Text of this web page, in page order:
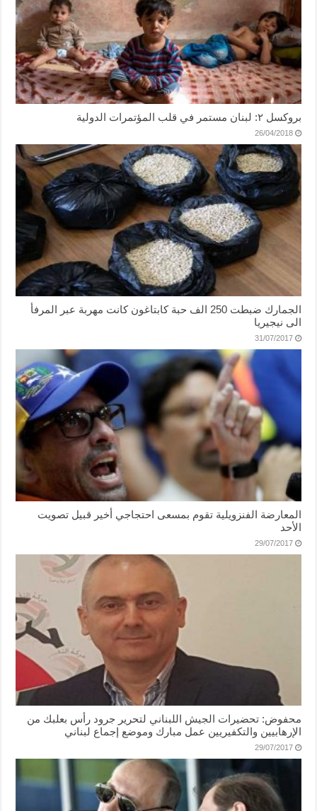
بروكسل ٢: لبنان مستمر في قلب المؤتمرات الدولية
26/04/2018
الجمارك ضبطت 250 الف حبة كابتاغون كانت مهربة عبر المرفأ
الى نيجيريا
31/07/2017
المعارضة الفنزويلية تقوم بمسعى احتجاجي أخير قبيل تصويت
الأحد
29/07/2017
محفوض: تحضيرات الجيش اللبناني لتحرير جرود رأس بعلبك من
الإرهابيين والتكفيريين عمل مبارك وموضع إجماع لبناني
29/07/2017